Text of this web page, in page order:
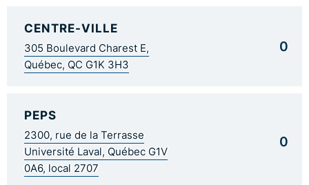
CENTRE-VILLE
305 Boulevard Charest E,
Québec, QC G1K 3H3
0
PEPS
2300, rue de la Terrasse
Université Laval, Québec G1V
0A6, local 2707
0